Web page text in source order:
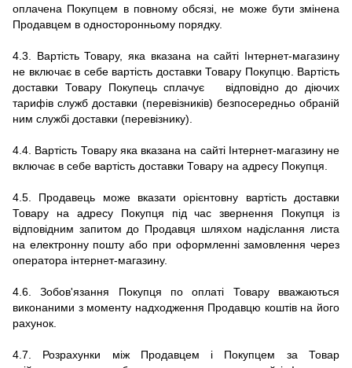
оплачена Покупцем в повному обсязі, не може бути змінена
Продавцем в односторонньому порядку.
4.3. Вартість Товару, яка вказана на сайті Інтернет-магазину
не включає в себе вартість доставки Товару Покупцю. Вартість
доставки Товару Покупець сплачує відповідно до діючих
тарифів служб доставки (перевізників) безпосередньо обраній
ним службі доставки (перевізнику).
4.4. Вартість Товару яка вказана на сайті Інтернет-магазину не
включає в себе вартість доставки Товару на адресу Покупця.
4.5.
Продавець може вказати орієнтовну вартість доставки
Товару на адресу Покупця під час звернення Покупця із
відповідним запитом до Продавця шляхом надіслання листа
на електронну пошту або при оформленні замовлення через
оператора інтернет-магазину.
4.6.
Зобов'язання Покупця по оплаті Товару вважаються
виконаними з моменту надходження Продавцю коштів на його
рахунок.
4.7.
Розрахунки між Продавцем і Покупцем за Товар